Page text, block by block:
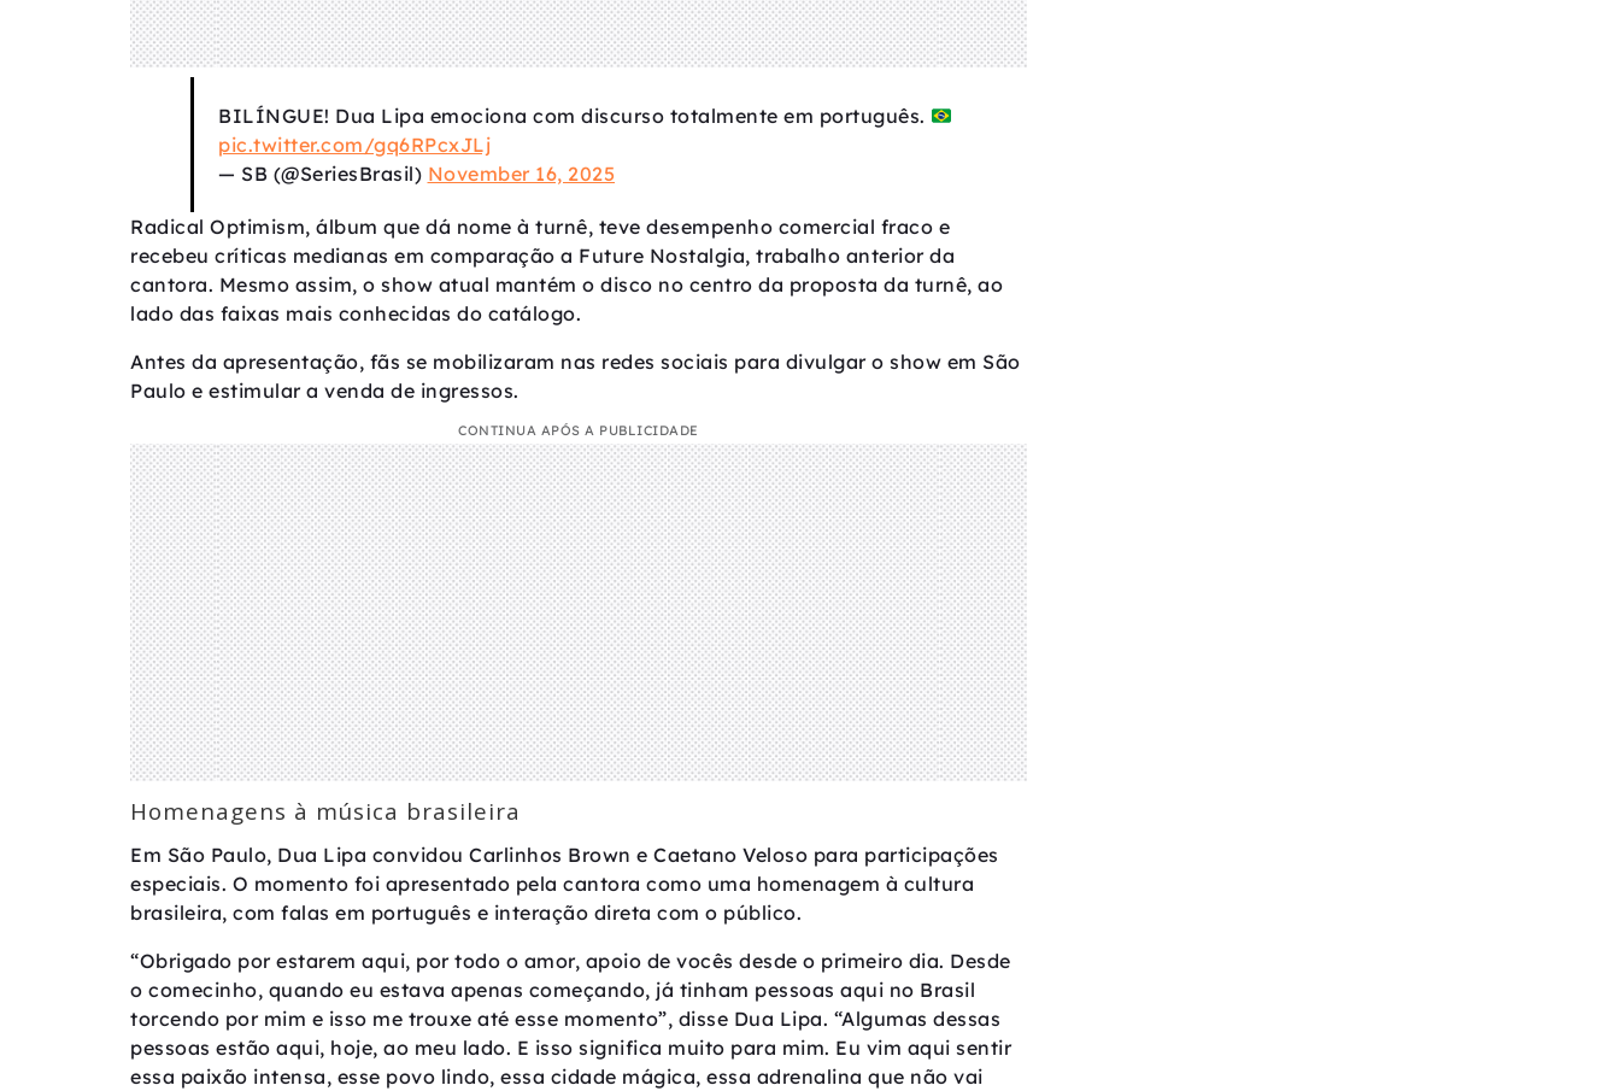
BILÍNGUE! Dua Lipa emociona com discurso totalmente em português.
pic.twitter.com/gq6RPcxJLj
— SB (@SeriesBrasil) November 16, 2025
Radical Optimism, álbum que dá nome à turnê, teve desempenho comercial fraco e
recebeu críticas medianas em comparação a Future Nostalgia, trabalho anterior da
cantora. Mesmo assim, o show atual mantém o disco no centro da proposta da turnê, ao
lado das faixas mais conhecidas do catálogo.
Antes da apresentação, fãs se mobilizaram nas redes sociais para divulgar o show em São
Paulo e estimular a venda de ingressos.
CONTINUA APÓS A PUBLICIDADE
Homenagens à música brasileira
Em São Paulo, Dua Lipa convidou Carlinhos Brown e Caetano Veloso para participações
especiais. O momento foi apresentado pela cantora como uma homenagem à cultura
brasileira, com falas em português e interação direta com o público.
“Obrigado por estarem aqui, por todo o amor, apoio de vocês desde o primeiro dia. Desde
o comecinho, quando eu estava apenas começando, já tinham pessoas aqui no Brasil
torcendo por mim e isso me trouxe até esse momento”, disse Dua Lipa. “Algumas dessas
pessoas estão aqui, hoje, ao meu lado. E isso significa muito para mim. Eu vim aqui sentir
essa paixão intensa, esse povo lindo, essa cidade mágica, essa adrenalina que não vai